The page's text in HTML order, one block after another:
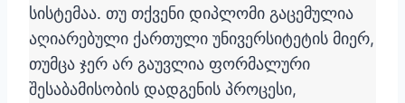
სისტემაა. თუ თქვენი დიპლომი გაცემულია
აღიარებული ქართული უნივერსიტეტის მიერ,
თუმცა ჯერ არ გაუვლია ფორმალური
შესაბამისობის დადგენის პროცესი,